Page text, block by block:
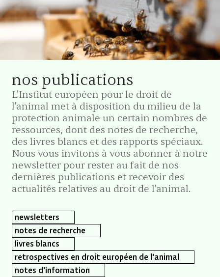
nos publications
L'Institut européen pour le droit de
l'animal met à disposition du milieu de la
protection animale un certain nombres de
ressources, dont des notes de recherche,
des livres blancs et des rapports spéciaux.
Nous vous invitons à vous abonner à notre
newsletter pour rester au fait de nos
dernières publications et recevoir des
actualités relatives au droit de l'animal.
newsletters
notes de recherche
livres blancs
retrospectives en droit européen de l'animal
notes d'information